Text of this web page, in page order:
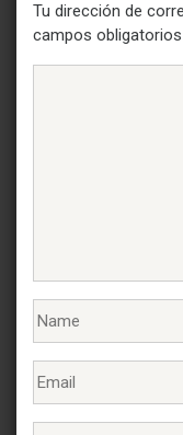
Tu dirección de
campos